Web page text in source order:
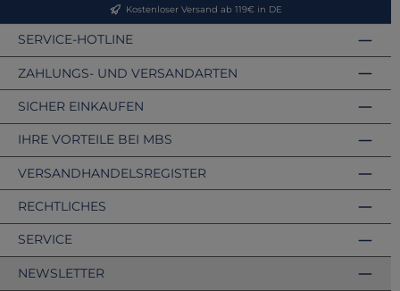
Kostenloser Versand ab 119€ in DE
SERVICE-HOTLINE
ZAHLUNGS- UND VERSANDARTEN
VERSANDHANDELSREGISTER
SICHER EINKAUFEN
IHRE VORTEILE BEI MBS
RECHTLICHES
SERVICE
NEWSLETTER